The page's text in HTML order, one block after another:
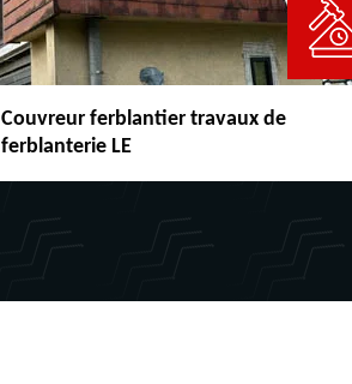
Couvreur ferblantier travaux de
ferblanterie LE